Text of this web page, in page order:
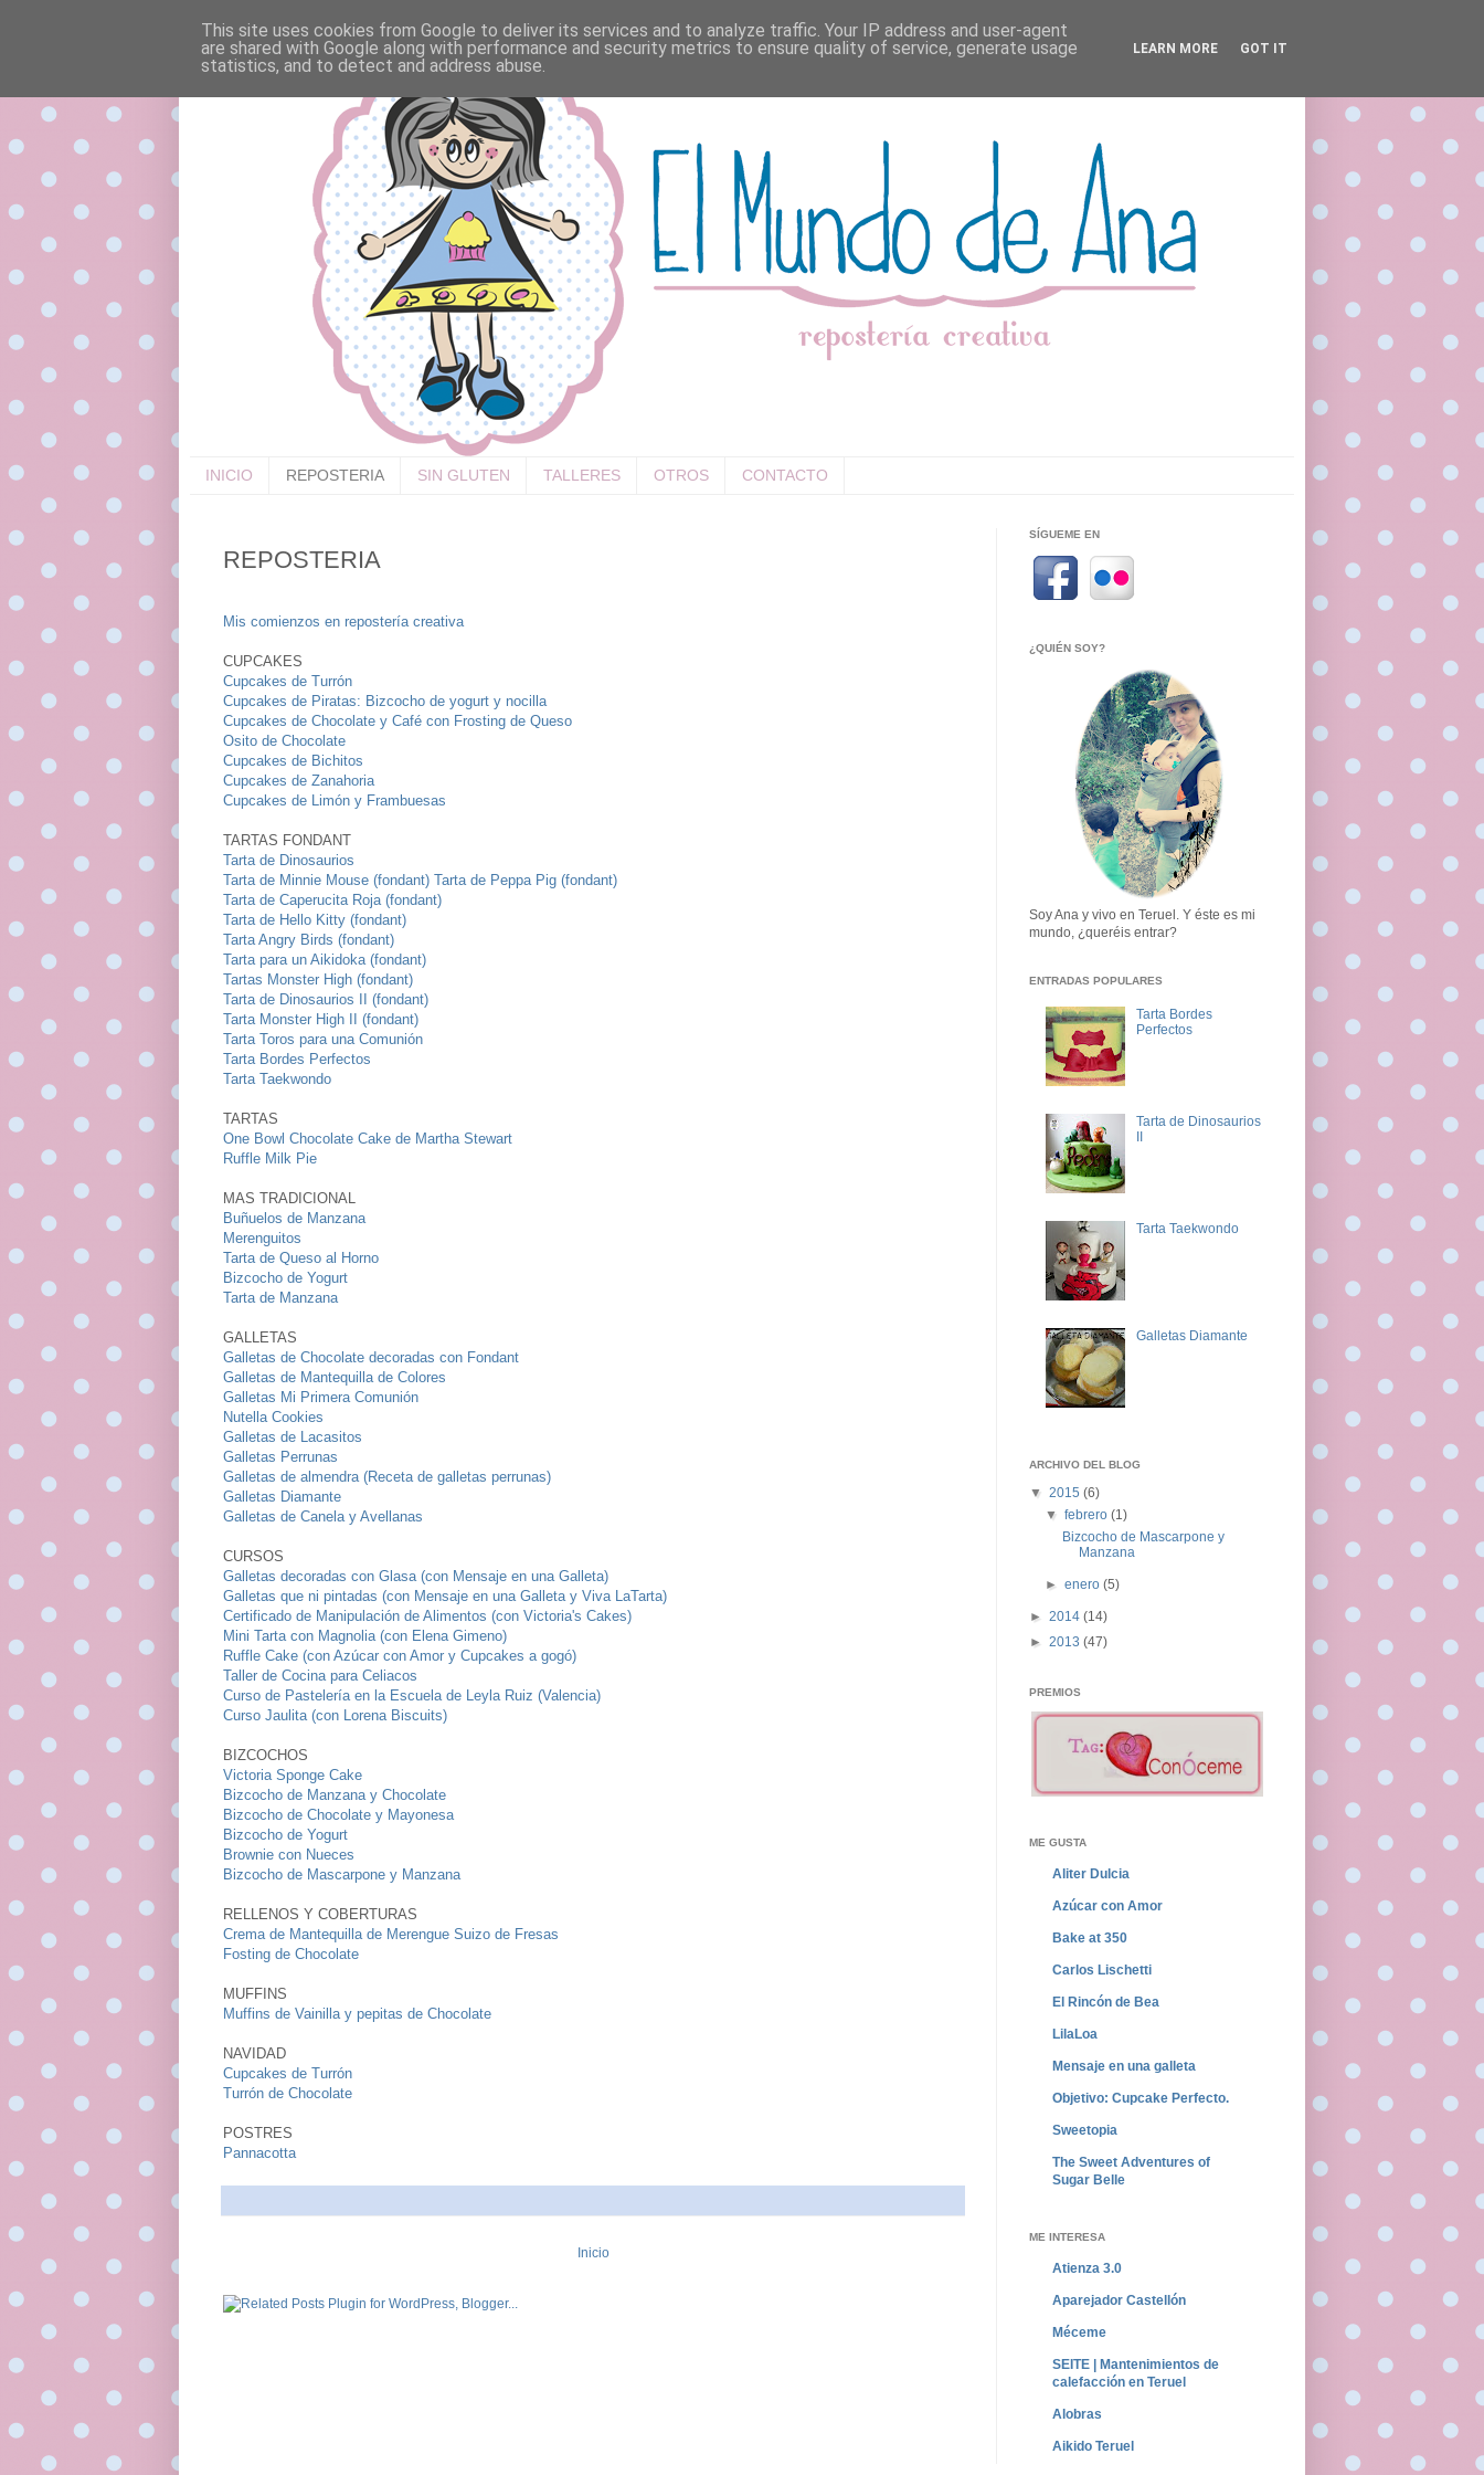
INICIO REPOSTERIA SIN GLUTEN TALLERES OTROS CONTACTO
REPOSTERIA
Mis comienzos en repostería creativa
CUPCAKES
Cupcakes de Turrón
Cupcakes de Piratas: Bizcocho de yogurt y nocilla
Cupcakes de Chocolate y Café con Frosting de Queso
Osito de Chocolate
Cupcakes de Bichitos
Cupcakes de Zanahoria
Cupcakes de Limón y Frambuesas
TARTAS FONDANT
Tarta de Dinosaurios
Tarta de Minnie Mouse (fondant) Tarta de Peppa Pig (fondant)
Tarta de Caperucita Roja (fondant)
Tarta de Hello Kitty (fondant)
Tarta Angry Birds (fondant)
Tarta para un Aikidoka (fondant)
Tartas Monster High (fondant)
Tarta de Dinosaurios II (fondant)
Tarta Monster High II (fondant)
Tarta Toros para una Comunión
Tarta Bordes Perfectos
Tarta Taekwondo
TARTAS
One Bowl Chocolate Cake de Martha Stewart
Ruffle Milk Pie
MAS TRADICIONAL
Buñuelos de Manzana
Merenguitos
Tarta de Queso al Horno
Bizcocho de Yogurt
Tarta de Manzana
GALLETAS
Galletas de Chocolate decoradas con Fondant
Galletas de Mantequilla de Colores
Galletas Mi Primera Comunión
Nutella Cookies
Galletas de Lacasitos
Galletas Perrunas
Galletas de almendra (Receta de galletas perrunas)
Galletas Diamante
Galletas de Canela y Avellanas
CURSOS
Galletas decoradas con Glasa (con Mensaje en una Galleta)
Galletas que ni pintadas (con Mensaje en una Galleta y Viva LaTarta)
Certificado de Manipulación de Alimentos (con Victoria's Cakes)
Mini Tarta con Magnolia (con Elena Gimeno)
Ruffle Cake (con Azúcar con Amor y Cupcakes a gogó)
Taller de Cocina para Celiacos
Curso de Pastelería en la Escuela de Leyla Ruiz (Valencia)
Curso Jaulita (con Lorena Biscuits)
BIZCOCHOS
Victoria Sponge Cake
Bizcocho de Manzana y Chocolate
Bizcocho de Chocolate y Mayonesa
Bizcocho de Yogurt
Brownie con Nueces
Bizcocho de Mascarpone y Manzana
RELLENOS Y COBERTURAS
Crema de Mantequilla de Merengue Suizo de Fresas
Fosting de Chocolate
MUFFINS
Muffins de Vainilla y pepitas de Chocolate
NAVIDAD
Cupcakes de Turrón
Turrón de Chocolate
POSTRES
Pannacotta
Inicio
SÍGUEME EN
¿QUIÉN SOY?
Soy Ana y vivo en Teruel. Y éste es mi
mundo, ¿queréis entrar?
ENTRADAS POPULARES
Tarta Bordes
Perfectos
Tarta de Dinosaurios
Tarta Taekwondo
Galletas Diamante
ARCHIVO DEL BLOG
▼ 2015 (6)
▼febrero(1)
Bizcocho de Mascarpone y
Manzana
►enero(5)
► 2014 (14)
► 2013 (47)
PREMIOS
ME GUSTA
Aliter Dulcia
Azúcar con Amor
Bake at 350
Carlos Lischetti
El Rincón de Bea
LilaLoa
Mensaje en una galleta
Objetivo: Cupcake Perfecto.
Sweetopia
The Sweet Adventures of
Sugar Belle
ME INTERESA
Atienza 3.0
Aparejador Castellón
Méceme
SEITE | Mantenimientos de
calefacción en Teruel
Alobras
Aikido Teruel
This site uses cookies from Google to deliver its services and to analyze traffic. Your IP address and user-agent
are shared with Google along with performance and security metrics to ensure quality of service, generate usage
statistics, and to detect and address abuse.
LEARN MORE GOT IT